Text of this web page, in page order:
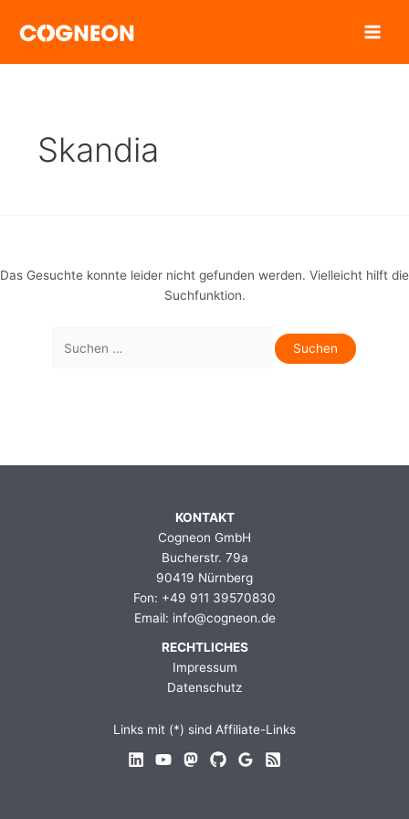
Inhalt
Skandia
Das Gesuchte konnte leider nicht gefunden werden. Vielleicht hilft die
Suchfunktion.
nach:
KONTAKT
Cogneon GmbH
Bucherstr. 79a
90419 Nürnberg
Fon: +49 911 39570830
Email: info@cogneon.de
RECHTLICHES
Impressum
Datenschutz
Links mit (*) sind Affiliate-Links